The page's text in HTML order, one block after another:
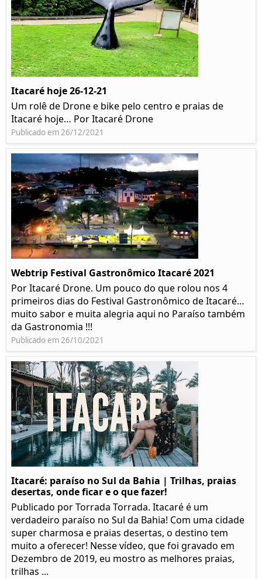
Itacaré hoje 26-12-21
Um rolê de Drone e bike pelo centro e praias de
Itacaré hoje… Por Itacaré Drone
Publicado em 26/12/2021
Webtrip Festival Gastronômico Itacaré 2021
Por Itacaré Drone. Um pouco do que rolou nos 4
primeiros dias do Festival Gastronômico de Itacaré…
muito sabor e muita alegria aqui no Paraíso também
da Gastronomia !!!
Publicado em 26/10/2021
Itacaré: paraíso no Sul da Bahia | Trilhas, praias
desertas, onde ficar e o que fazer!
Publicado por Torrada Torrada. Itacaré é um
verdadeiro paraíso no Sul da Bahia! Com uma cidade
super charmosa e praias desertas, o destino tem
muito a oferecer! Nesse vídeo, que foi gravado em
Dezembro de 2019, eu mostro as melhores praias,
trilhas ...